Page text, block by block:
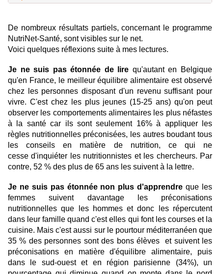
De nombreux résultats partiels, concernant le programme
NutriNet-Santé, sont visibles sur le net.
Voici quelques réflexions suite à mes lectures.
Je ne suis pas étonnée de lire qu'autant en Belgique
qu'en France, le meilleur équilibre alimentaire est observé
chez les personnes disposant d'un revenu suffisant pour
vivre. C'est chez les plus jeunes (15-25 ans) qu'on peut
observer les comportements alimentaires les plus néfastes
à la santé car ils sont seulement 16% à appliquer les
règles nutritionnelles préconisées, les autres boudant tous
les conseils en matière de nutrition, ce qui ne
cesse d'inquiéter les nutritionnistes et les chercheurs. Par
contre, 52 % des plus de 65 ans les suivent à la lettre.
Je ne suis pas étonnée non plus d'apprendre que les
femmes suivent davantage les préconisations
nutritionnelles que les hommes et donc les répercutent
dans leur famille quand c'est elles qui font les courses et la
cuisine. Mais c'est aussi sur le pourtour méditerranéen que
35 % des personnes sont des bons élèves et suivent les
préconisations en matière d'équilibre alimentaire, puis
dans le sud-ouest et en région parisienne (34%), un